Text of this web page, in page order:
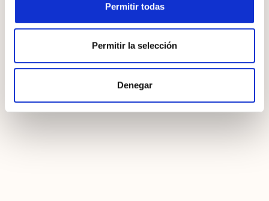
Permitir todas
Permitir la selección
Denegar